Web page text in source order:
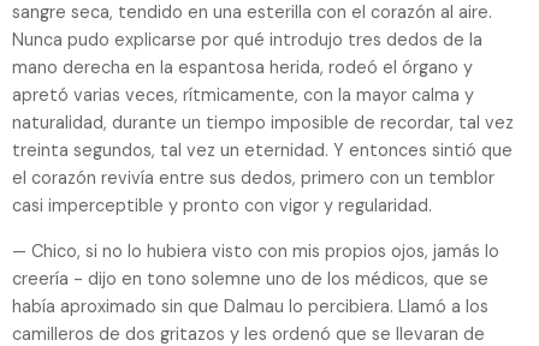
sangre seca, tendido en una esterilla con el corazón al aire.
Nunca pudo explicarse por qué introdujo tres dedos de la
mano derecha en la espantosa herida, rodeó el órgano y
apretó varias veces, rítmicamente, con la mayor calma y
naturalidad, durante un tiempo imposible de recordar, tal vez
treinta segundos, tal vez un eternidad. Y entonces sintió que
el corazón revivía entre sus dedos, primero con un temblor
casi imperceptible y pronto con vigor y regularidad.
— Chico, si no lo hubiera visto con mis propios ojos, jamás lo
creería - dijo en tono solemne uno de los médicos, que se
había aproximado sin que Dalmau lo percibiera. Llamó a los
camilleros de dos gritazos y les ordenó que se llevaran de